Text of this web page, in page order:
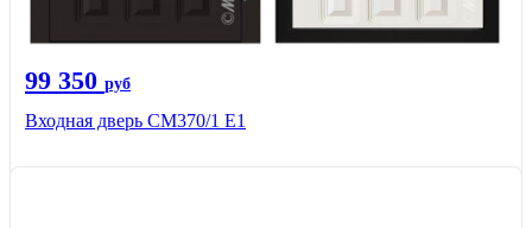
99 350 руб
Входная дверь СМ370/1 Е1